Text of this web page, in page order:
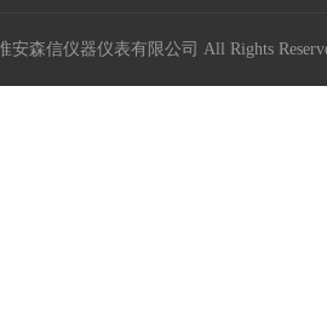
安森信仪器仪表有限公司 All Rights